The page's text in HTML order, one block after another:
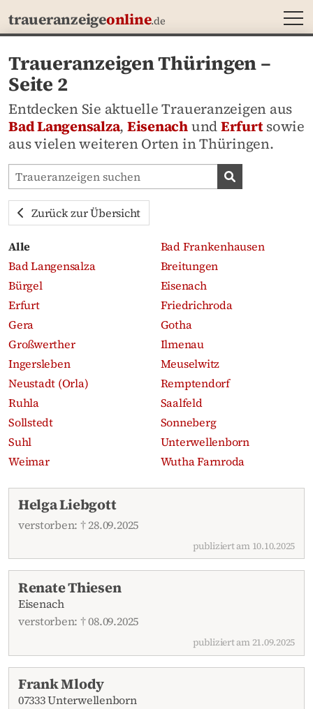
traueranzeigeonline.de
Traueranzeigen Thüringen –
Seite 2
Entdecken Sie aktuelle Traueranzeigen aus
Bad Langensalza, EisenachundErfurtsowie
aus vielen weiteren Orten in Thüringen.
Traueranzeigen-Portal durchsuchen
Zurück zur Übersicht
Alle
Bad Frankenhausen
Bad Langensalza
Breitungen
Bürgel
Eisenach
Erfurt
Friedrichroda
Gera
Gotha
Großwerther
Ilmenau
Ingersleben
Meuselwitz
Neustadt (Orla)
Remptendorf
Ruhla
Saalfeld
Sollstedt
Sonneberg
Suhl
Unterwellenborn
Weimar
Wutha Farnroda
Aktuelle Traueranzeigen
Helga Liebgott
verstorben: † 28.09.2025
publiziert am 10.10.2025
Renate Thiesen
Eisenach
verstorben: † 08.09.2025
publiziert am 21.09.2025
Frank Mlody
07333 Unterwellenborn